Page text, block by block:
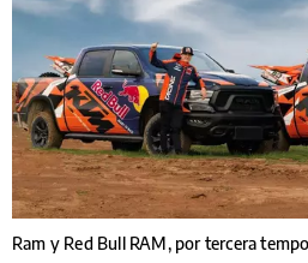
Ram y Red Bull RAM, por tercera